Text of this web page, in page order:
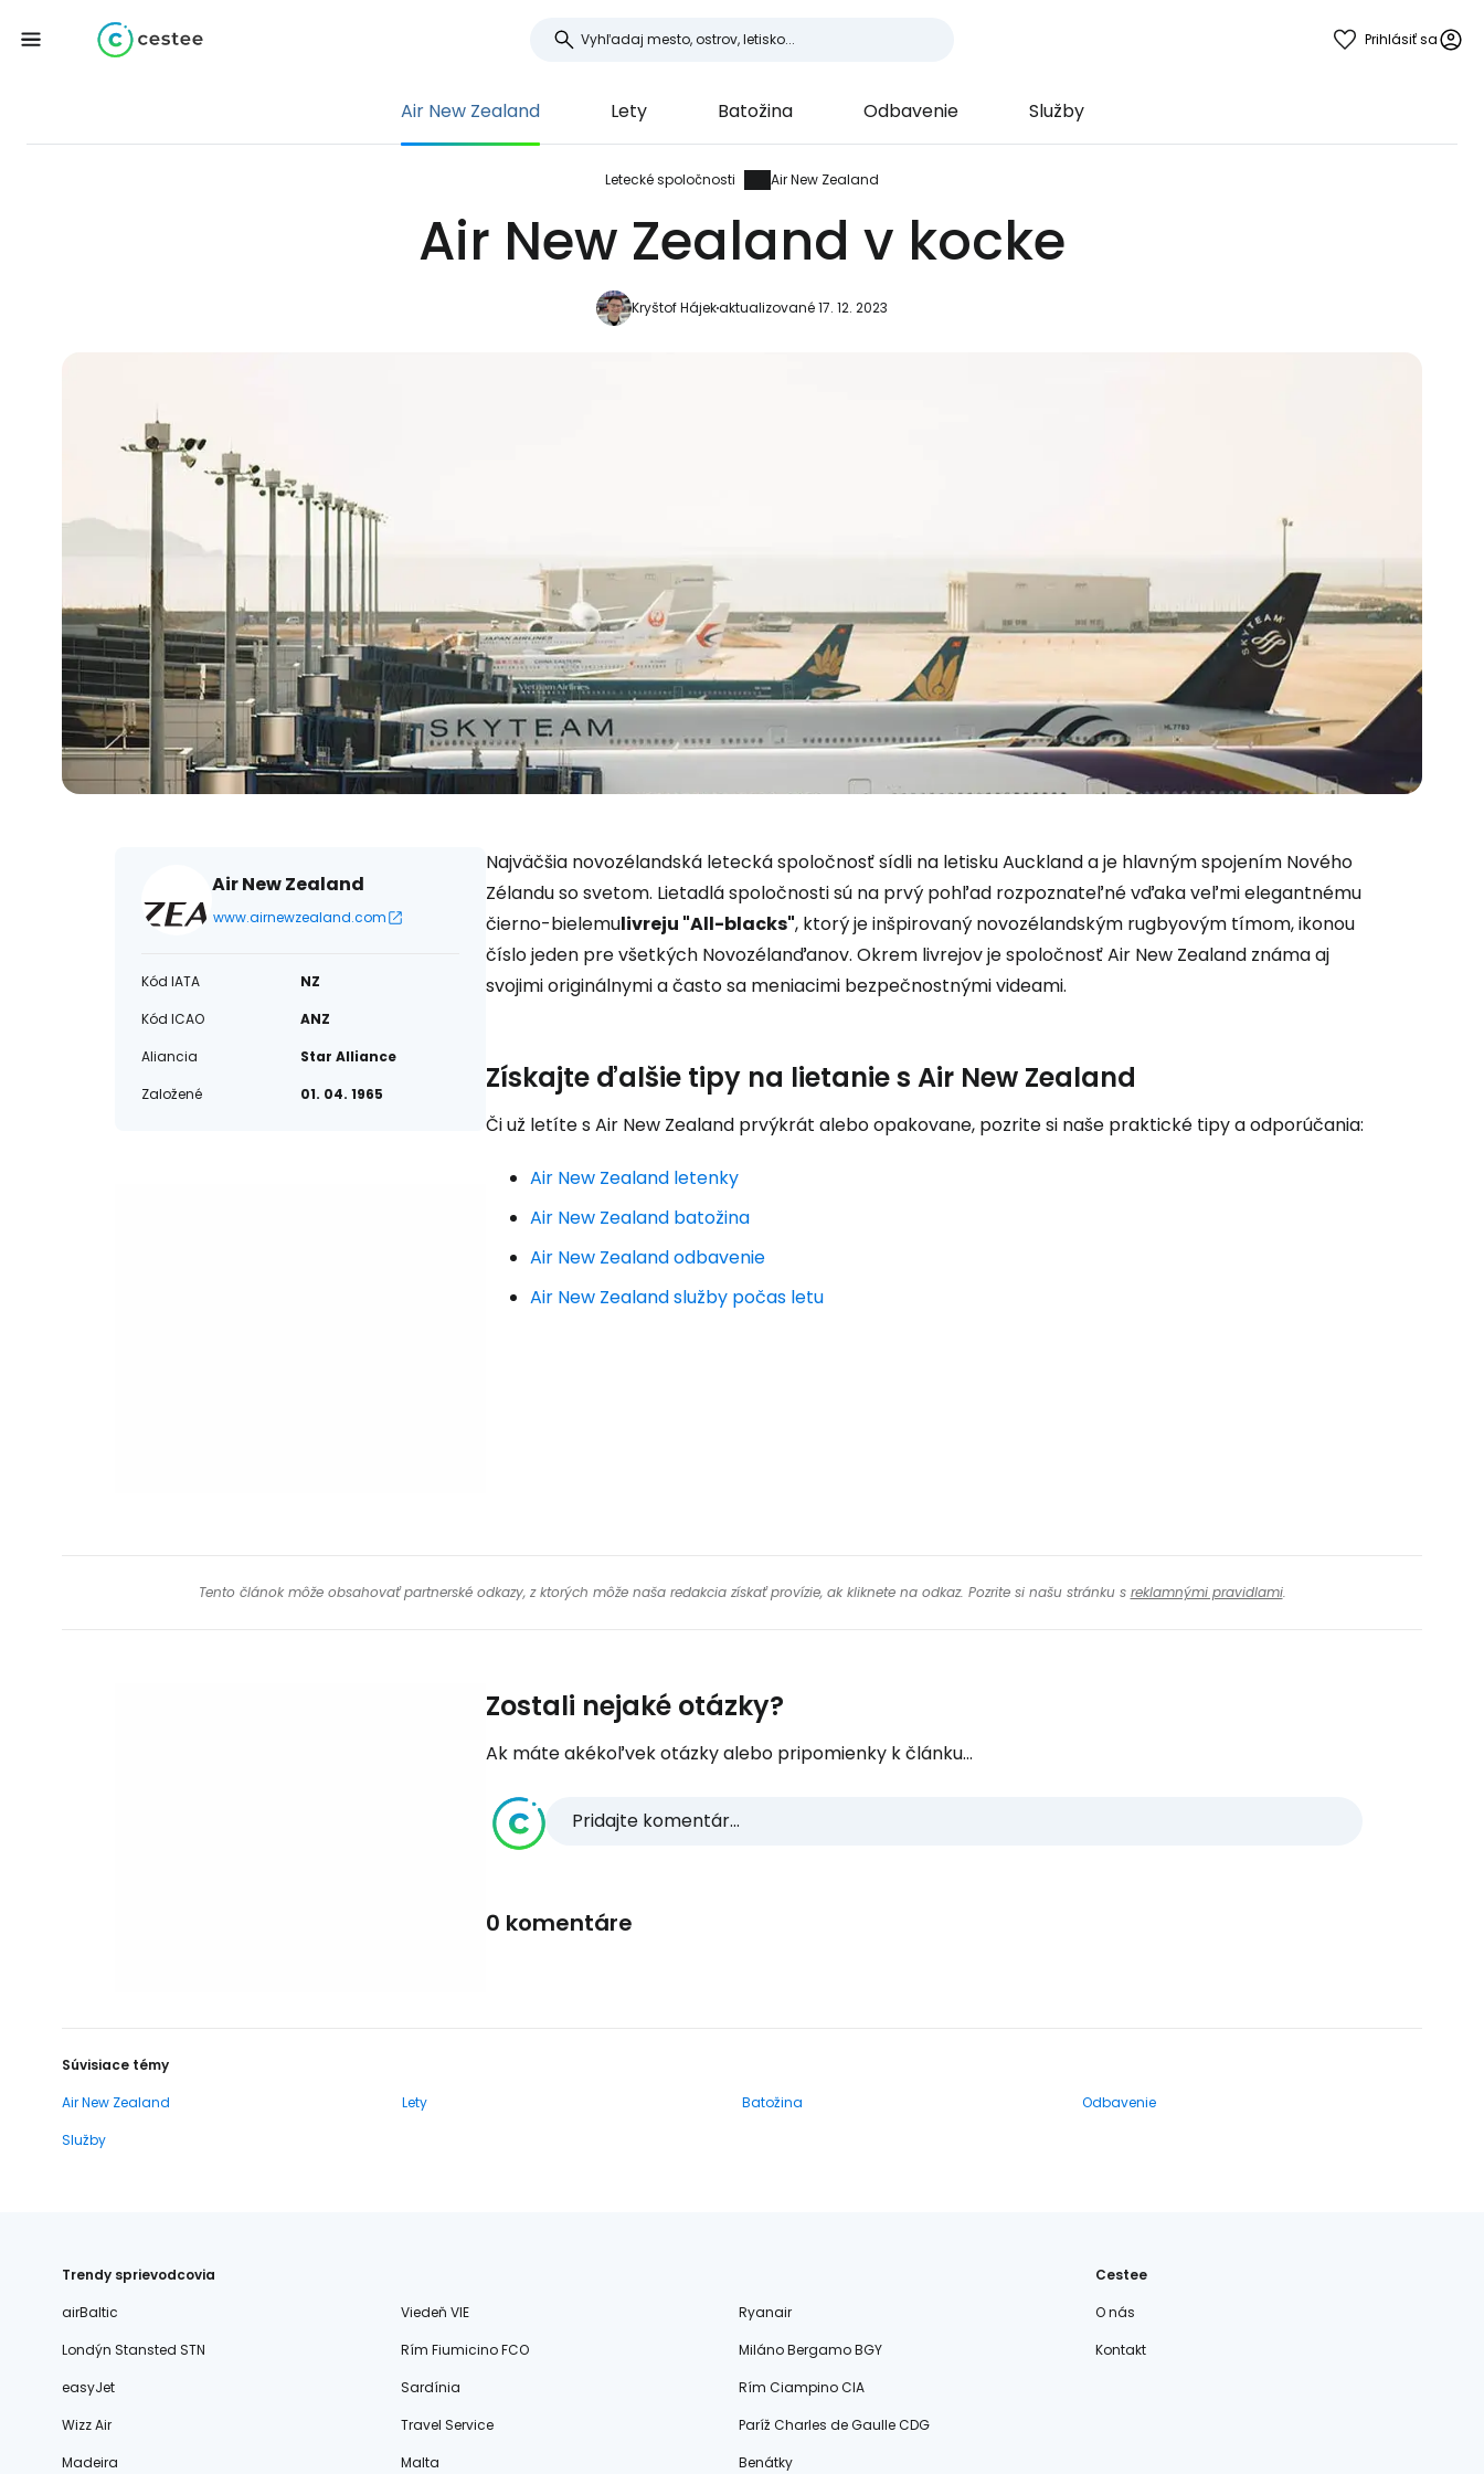
Prihlásiť sa
Air New Zealand Lety Batožina Odbavenie Služby
Letecké spoločnosti Air New Zealand
Air New Zealand v kocke
Kryštof Hájekaktualizované 17. 12. 2023
Air New Zealand
www.airnewzealand.com
Kód IATA
NZ
Kód ICAO
ANZ
Aliancia
Star Alliance
Založené
01. 04. 1965
Najväčšia novozélandská letecká spoločnosť sídli na letisku Auckland a je hlavným spojením Nového
Zélandu so svetom. Lietadlá spoločnosti sú na prvý pohľad rozpoznateľné vďaka veľmi elegantnému
čierno-bielemulivreju "All-blacks", ktorý je inšpirovaný novozélandským rugbyovým tímom, ikonou
číslo jeden pre všetkých Novozélanďanov. Okrem livrejov je spoločnosť Air New Zealand známa aj
svojimi originálnymi a často sa meniacimi bezpečnostnými videami.
Získajte ďalšie tipy na lietanie s Air New Zealand
Či už letíte s Air New Zealand prvýkrát alebo opakovane, pozrite si naše praktické tipy a odporúčania:
Air New Zealand letenky
Air New Zealand batožina
Air New Zealand odbavenie
Air New Zealand služby počas letu
Tento článok môže obsahovať partnerské odkazy, z ktorých môže naša redakcia získať provízie, ak kliknete na odkaz. Pozrite si našu stránku s reklamnými pravidlami.
Zostali nejaké otázky?
Ak máte akékoľvek otázky alebo pripomienky k článku...
Pridajte komentár...
0 komentáre
Súvisiace témy
Air New Zealand
Lety Batožina
Odbavenie
Služby
Trendy sprievodcovia
airBaltic
Viedeň VIE
Ryanair
Londýn Stansted STN
Rím Fiumicino FCO
Miláno Bergamo BGY
easyJet
Sardínia
Rím Ciampino CIA
Wizz Air
Travel Service
Paríž Charles de Gaulle CDG
Madeira
Malta Benátky
Cestee
O nás
Kontakt
Prihláste sa do služby
Cestee
Pokračovať so službou Google